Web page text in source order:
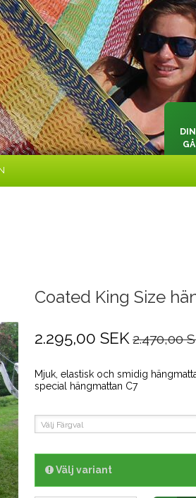
Coated King Size
2.295,00 SEK 2.470,00
Mjuk, elastisk och smidig
special hängmattan C7
Välj Färgval
Välj variant